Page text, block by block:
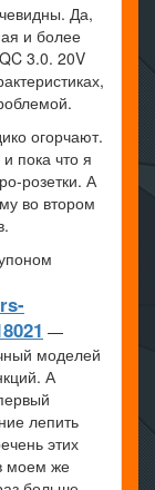
Да,
и более
3.0. 20V
огорчают.
пока что я
розетки. А
во втором
—
моделей
А
лепить
этих
моем же